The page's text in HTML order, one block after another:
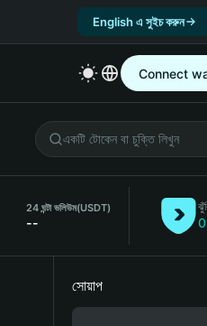
English এ সুইচ করুন
Connect
24 ঘন্টা ভলিউম(USDT)
-- 0
সোয়াপ